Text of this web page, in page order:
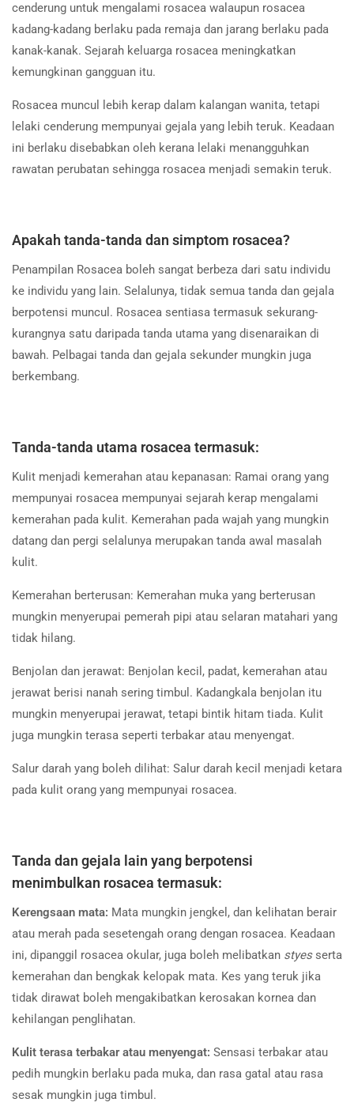
cenderung untuk mengalami rosacea walaupun rosacea
kadang-kadang berlaku pada remaja dan jarang berlaku pada
kanak-kanak. Sejarah keluarga rosacea meningkatkan
kemungkinan gangguan itu.
Rosacea muncul lebih kerap dalam kalangan wanita, tetapi
lelaki cenderung mempunyai gejala yang lebih teruk. Keadaan
ini berlaku disebabkan oleh kerana lelaki menangguhkan
rawatan perubatan sehingga rosacea menjadi semakin teruk.
Apakah tanda-tanda dan simptom rosacea?
Penampilan Rosacea boleh sangat berbeza dari satu individu
ke individu yang lain. Selalunya, tidak semua tanda dan gejala
berpotensi muncul. Rosacea sentiasa termasuk sekurang-
kurangnya satu daripada tanda utama yang disenaraikan di
bawah. Pelbagai tanda dan gejala sekunder mungkin juga
berkembang.
Tanda-tanda utama rosacea termasuk:
Kulit menjadi kemerahan atau kepanasan: Ramai orang yang
mempunyai rosacea mempunyai sejarah kerap mengalami
kemerahan pada kulit. Kemerahan pada wajah yang mungkin
datang dan pergi selalunya merupakan tanda awal masalah
kulit.
Kemerahan berterusan: Kemerahan muka yang berterusan
mungkin menyerupai pemerah pipi atau selaran matahari yang
tidak hilang.
Benjolan dan jerawat: Benjolan kecil, padat, kemerahan atau
jerawat berisi nanah sering timbul. Kadangkala benjolan itu
mungkin menyerupai jerawat, tetapi bintik hitam tiada. Kulit
juga mungkin terasa seperti terbakar atau menyengat.
Salur darah yang boleh dilihat: Salur darah kecil menjadi ketara
pada kulit orang yang mempunyai rosacea.
Tanda dan gejala lain yang berpotensi
menimbulkan rosacea termasuk:
Kerengsaan mata: Mata mungkin jengkel, dan kelihatan berair
atau merah pada sesetengah orang dengan rosacea. Keadaan
ini, dipanggil rosacea okular, juga boleh melibatkan styesserta
kemerahan dan bengkak kelopak mata. Kes yang teruk jika
tidak dirawat boleh mengakibatkan kerosakan kornea dan
kehilangan penglihatan.
Kulit terasa terbakar atau menyengat: Sensasi terbakar atau
pedih mungkin berlaku pada muka, dan rasa gatal atau rasa
sesak mungkin juga timbul.